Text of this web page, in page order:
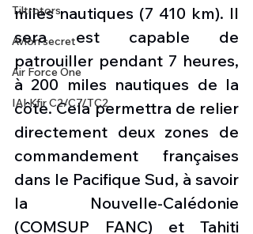
Tiltrotors
Avion secret
Air Force One
IAI Kfir C2/C7/TC2
miles nautiques (7 410 km). Il
sera est capable de
patrouiller pendant 7 heures,
à 200 miles nautiques de la
côte. Cela permettra de relier
directement deux zones de
commandement françaises
dans le Pacifique Sud, à savoir
la Nouvelle-Calédonie
(COMSUP FANC) et Tahiti